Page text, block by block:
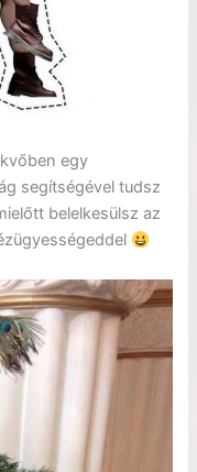
egy
segítségével tudsz
belelkesülsz az